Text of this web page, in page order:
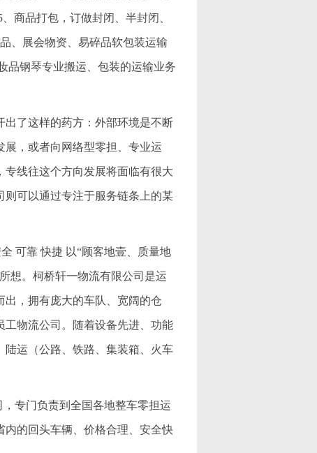
商品打包，订做封闭、半封闭、
、展会物资、易碎品软包装运输
品钢琴专业搬运、包装的运输业务
出了这样的药方：外部环境是不断
，或者向网络型零担、专业运
线往这个方向发展将面临有很大
可以通过专注于服务链条上的某
可靠 快捷 以“顾客地壹、质量地
想。柯桥轩一物流有限公司是运
，拥有庞大的车队、宽阔的仓
工物流公司。随着设备先进、功能
运（公路、铁路、集装箱、火车
专门负责到全国各地整车零担运
的回头车辆、价格合理、安全快